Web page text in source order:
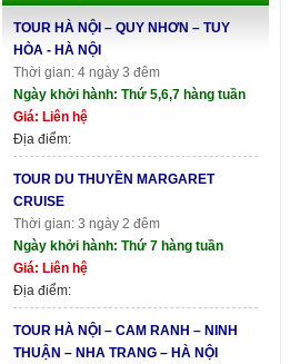
TOUR HÀ NỘI – QUY NHƠN – TUY
HÒA - HÀ NỘI
Thời gian: 4 ngày 3 đêm
Ngày khởi hành: Thứ 5,6,7 hàng tuần
Giá: Liên hệ
Địa điểm:
TOUR DU THUYỀN MARGARET
CRUISE
Thời gian: 3 ngày 2 đêm
Ngày khởi hành: Thứ 7 hàng tuần
Giá: Liên hệ
Địa điểm:
TOUR HÀ NỘI – CAM RANH – NINH
THUẬN – NHA TRANG – HÀ NỘI